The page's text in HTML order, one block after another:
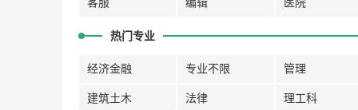
热门专业
经济金融 专业不限 管理
建筑土木 法律 理工科